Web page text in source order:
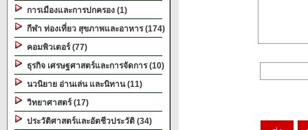
การเมืองและการปกครอง (1)
กีฬา ท่องเที่ยว สุขภาพและอาหาร (174)
คอมพิวเตอร์ (77)
ธุรกิจ เศรษฐศาสตร์และการจัดการ (10)
นวนิยาย อ่านเล่น และนิทาน (11)
วิทยาศาสตร์ (17)
ประวัติศาสตร์และอัตชีวประวัติ (34)